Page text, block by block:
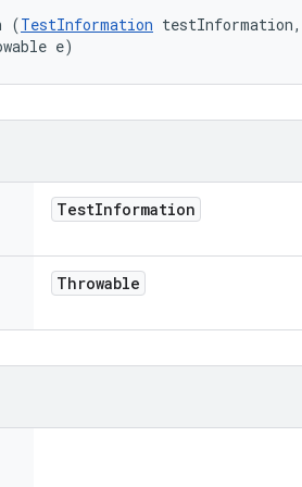
(TestInformation testInformation,
e)
TestInformation
Throwable